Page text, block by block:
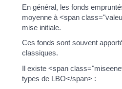
En général, les fonds
moyenne à <span
mise initiale.
Ces fonds sont souvent
classiques.
Il existe <span
types de LBO</span> :